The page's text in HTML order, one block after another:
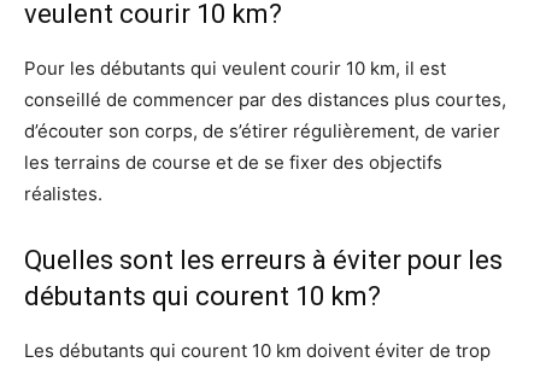
veulent courir 10 km?
Pour les débutants qui veulent courir 10 km, il est
conseillé de commencer par des distances plus courtes,
d’écouter son corps, de s’étirer régulièrement, de varier
les terrains de course et de se fixer des objectifs
réalistes.
Quelles sont les erreurs à éviter pour les
débutants qui courent 10 km?
Les débutants qui courent 10 km doivent éviter de trop